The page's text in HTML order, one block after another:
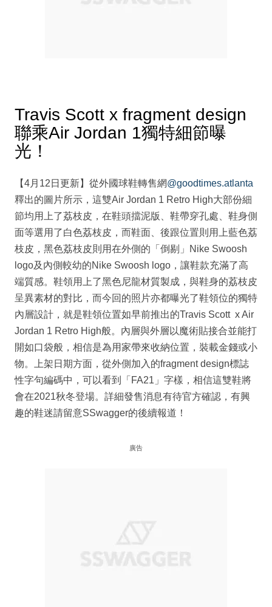
Travis Scott x fragment design
聯乘Air Jordan 1獨特細節曝
光！
【4月12日更新】從外國球鞋轉售網@goodtimes.atlanta
釋出的圖片所示，這雙Air Jordan 1 Retro High大部份細
節均用上了荔枝皮，在鞋頭擋泥版、鞋帶穿孔處、鞋身側
面等選用了白色荔枝皮，而鞋面、後跟位置則用上藍色荔
枝皮，黑色荔枝皮則用在外側的「倒剔」Nike Swoosh
logo及內側較幼的Nike Swoosh logo，讓鞋款充滿了高
端質感。鞋領用上了黑色尼龍材質製成，與鞋身的荔枝皮
呈異素材的對比，而今回的照片亦都曝光了鞋領位的獨特
內層設計，就是鞋領位置如早前推出的Travis Scott x Air
Jordan 1 Retro High般。內層與外層以魔術貼接合並能打
開如口袋般，相信是為用家帶來收納位置，裝載金錢或小
物。上架日期方面，從外側加入的fragment design標誌
性字句編碼中，可以看到「FA21」字樣，相信這雙鞋將
會在2021秋冬登場。詳細發售消息有待官方確認，有興
趣的鞋迷請留意SSwagger的後續報道！
廣告